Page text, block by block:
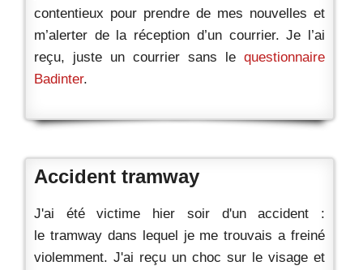
contentieux pour prendre de mes nouvelles et
m’alerter de la réception d’un courrier. Je l’ai
reçu, juste un courrier sans le questionnaire
Badinter.
Accident tramway
J'ai été victime hier soir d'un accident :
le tramway dans lequel je me trouvais a freiné
violemment. J'ai reçu un choc sur le visage et